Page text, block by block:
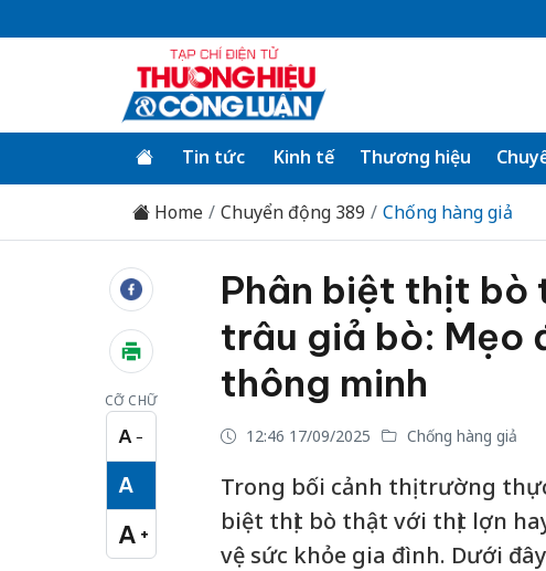
Tin tức Kinh tế Thương hiệu
Home Chuyển động 389 Chống hàng giả
CỠ CHỮ
A −
Cỡ chữ nhỏ
A
Cỡ chữ vừa
A +
Cỡ chữ lớn
Phân biệt thịt
trâu giả bò: Mẹo
thông minh
12:46 17/09/2025 Chống hàng giả
Trong bối cảnh thị trường
biệt thịt bò thật với thịt lợn
vệ sức khỏe gia đình. Dưới